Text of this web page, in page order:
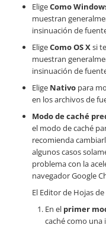
EligeComo
muestran
insinuación de
EligeComo OS Xsi
muestran
insinuación de
Elige Nativo para
en los archivos de
Modo de caché
el modo de caché
recomienda
algunos casos
problema con la
navegador Google
El Editor de Hojas
En el primer
caché como una